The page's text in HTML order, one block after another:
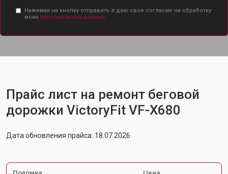
Нажимая на кнопку отправить я даю свое согласие на обработку
моих персональных данных.
Прайс лист на ремонт беговой
дорожки VictoryFit VF-X680
Дата обновления прайса: 18.07.2026